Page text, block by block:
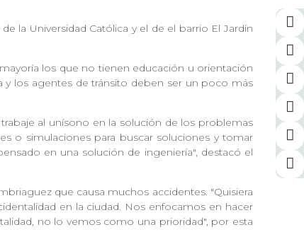
la Universidad Católica y el de el barrio El Jardín
los que no tienen educación u orientación
y los agentes de tránsito deben ser un poco más
al unísono en la solución de los problemas
o simulaciones para buscar soluciones y tomar
en una solución de ingeniería", destacó el
que causa muchos accidentes. "Quisiera
en la ciudad. Nos enfocamos en hacer
no lo vemos como una prioridad", por esta